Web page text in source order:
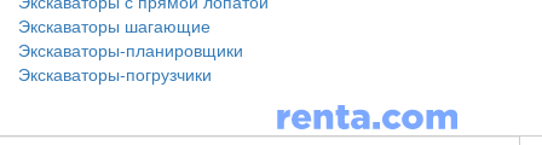
Экскаваторы шагающие
Экскаваторы-планировщики
Экскаваторы-погрузчики